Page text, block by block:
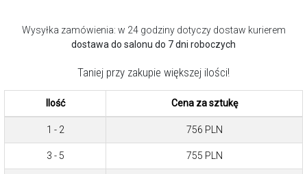
Wysyłka zamówienia: w 24 godziny dotyczy dostaw kurierem
dostawa do salonu do 7 dni roboczych
Taniej przy zakupie większej ilości!
Ilość Cena za sztukę
1 - 2 756 PLN
3 - 5 755 PLN